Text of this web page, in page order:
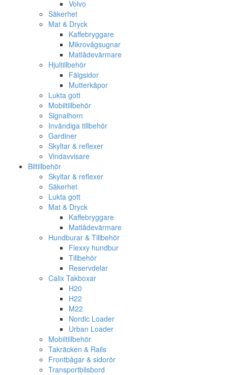
Volvo
Säkerhet
Mat & Dryck
Kaffebryggare
Mikrovågsugnar
Matlådevärmare
Hjultillbehör
Fälgsidor
Mutterkåpor
Lukta gott
Mobiltillbehör
Signalhorn
Invändiga tillbehör
Gardiner
Skyltar & reflexer
Vindavvisare
Biltillbehör
Skyltar & reflexer
Säkerhet
Lukta gott
Mat & Dryck
Kaffebryggare
Matlådevärmare
Hundburar & Tillbehör
Flexxy hundbur
Tillbehör
Reservdelar
Calix Takboxar
H20
H22
M22
Nordic Loader
Urban Loader
Mobiltillbehör
Takräcken & Rails
Frontbågar & sidorör
Transportbilsbord